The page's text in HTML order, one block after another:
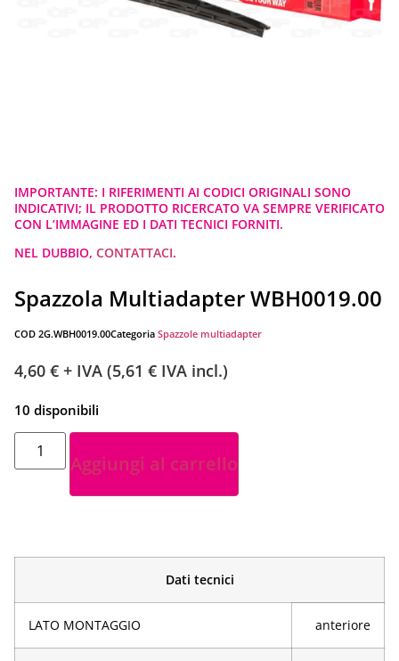
IMPORTANTE: I RIFERIMENTI AI CODICI ORIGINALI SONO
INDICATIVI; IL PRODOTTO RICERCATO VA SEMPRE VERIFICATO
CON L’IMMAGINE ED I DATI TECNICI FORNITI.
NEL DUBBIO, CONTATTACI.
Spazzola Multiadapter WBH0019.00
COD 2G.WBH0019.00Categoria Spazzole multiadapter
4,60 € + IVA (5,61 € IVA incl.)
10 disponibili
Aggiungi al carrello
Dati tecnici
LATO MONTAGGIO anteriore